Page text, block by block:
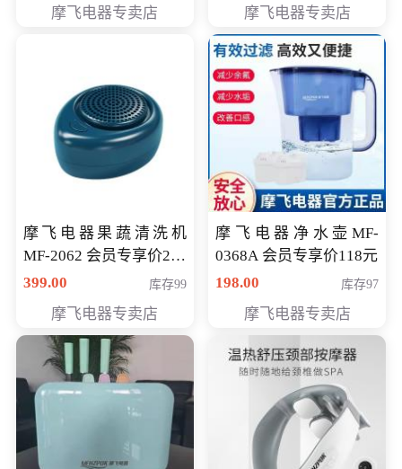
摩飞电器专卖店 摩飞电器专卖店
摩飞电器果蔬清洗机
MF-2062 会员专享价268
元
399.00 库存99
摩飞电器专卖店
摩飞电器净水壶MF-
0368A 会员专享价118元
198.00
库存97
摩飞电器专卖店